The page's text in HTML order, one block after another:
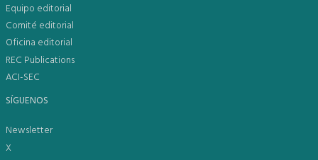
Equipo editorial
Comité editorial
Oficina editorial
REC Publications
ACI-SEC
SÍGUENOS
Newsletter
X